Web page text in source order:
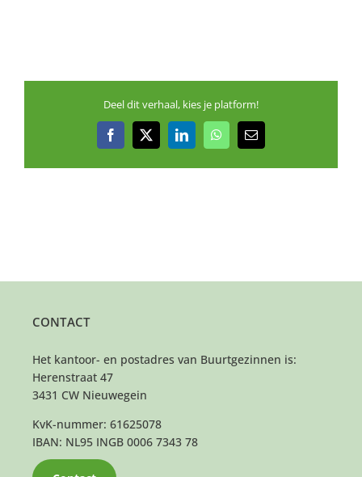
Deel dit verhaal, kies je platform!
Facebook
X LinkedInWhatsApp
E-
CONTACT
Het kantoor- en postadres van Buurtgezinnen is:
Herenstraat 47
3431 CW Nieuwegein
KvK-nummer: 61625078
IBAN: NL95 INGB 0006 7343 78